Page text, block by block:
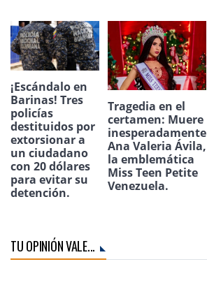
¡Escándalo en
Barinas! Tres
policías
destituidos por
extorsionar a
un ciudadano
con 20 dólares
para evitar su
detención.
Tragedia en el
certamen: Muere
inesperadamente
Ana Valeria Ávila,
la emblemática
Miss Teen Petite
Venezuela.
TU OPINIÓN VALE...